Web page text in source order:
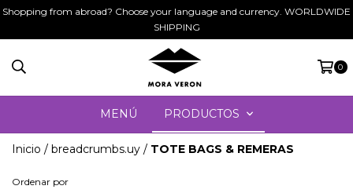
Shopping from abroad? Choose your language and currency. WORLDWIDE
SHIPPING
0
MENÚ PRODUCTOS
Inicio / breadcrumbs.uy / TOTE BAGS & REMERAS
Ordenar por